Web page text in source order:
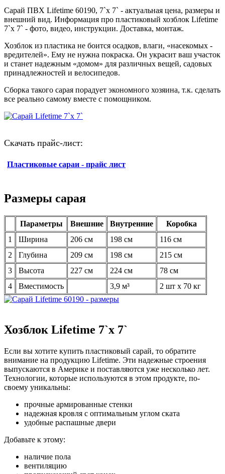
Сарай ПВХ Lifetime 60190, 7`x 7` - актуальная цена, размеры и
внешний вид. Информация про пластиковый хозблок Lifetime
7`x 7` - фото, видео, инструкции. Доставка, монтаж.
Хозблок из пластика не боится осадков, влаги, «насекомых -
вредителей». Ему не нужна покраска. Он украсит ваш участок
и станет надежным «домом» для различных вещей, садовых
принадлежностей и велосипедов.
Сборка такого сарая порадует экономного хозяина, т.к. сделать
все реально самому вместе с помощником.
Скачать прайс-лист:
Пластиковые сараи - прайс лист
Размеры сарая
Параметры Внешние Внутренние
Коробка
1
Ширина 206 см 198 см
116 см
2
Глубина 209 см 198 см
215 см
3
Высота 227 см 224 см
78 см
4
Вместимость 3,9 м³ 2 шт х 70 кг
Хозблок Lifetime 7`x 7`
Если вы хотите купить пластиковый сарай, то обратите
внимание на продукцию Lifetime. Эти надежные строения
выпускаются в Америке и поставляются уже несколько лет.
Технологии, которые используются в этом продукте, по-
своему уникальны:
прочные армированные стенки
надежная кровля с оптимальным углом ската
удобные распашные двери
Добавьте к этому:
наличие пола
вентиляцию